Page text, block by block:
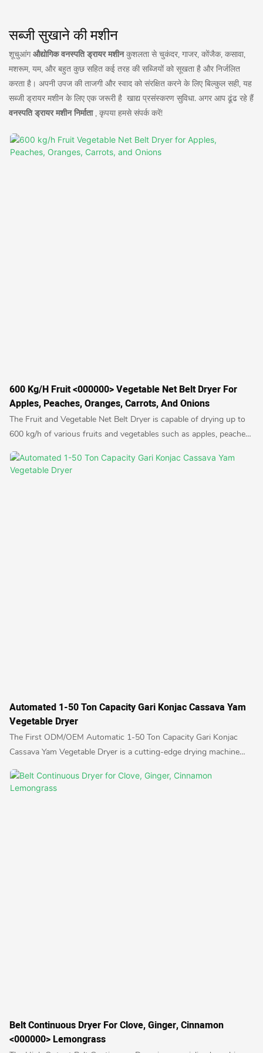
सब्जी सुखाने की मशीन
शूचुआंगऔद्योगिक वनस्पति ड्रायर मशीनकुशलता से चुकंदर, गाजर, कोंजैक, कसावा,
मशरूम, यम, और बहुत कुछ सहित कई तरह की सब्जियों को सूखता है और निर्जलित
करता है। अपनी उपज की ताजगी और स्वाद को संरक्षित करने के लिए बिल्कुल सही, यह
सब्जी ड्रायर मशीन के लिए एक जरूरी है खाद्य प्रसंस्करण सुविधा. अगर आप ढूंढ रहे हैं
वनस्पति ड्रायर मशीन निर्माता , कृपया हमसे संपर्क करें!
600 Kg/h Fruit <000000> Vegetable Net Belt Dryer For
Apples, Peaches, Oranges, Carrots, And Onions
The Fruit and Vegetable Net Belt Dryer is capable of drying up to
600 kg/h of various fruits and vegetables such as apples, peaches,
oranges, carrots, and onions. This efficient dryer uses a conveyor
belt system to evenly and thoroughly dry produce, preserving their
natural flavors and nutrients
Automated 1-50 Ton Capacity Gari Konjac Cassava Yam
Vegetable Dryer
The First ODM/OEM Automatic 1-50 Ton Capacity Gari Konjac
Cassava Yam Vegetable Dryer is a cutting-edge drying machine
designed for large-scale food processing. With the ability to dry a
variety of vegetables and starchy foods, this dryer offers efficiency
and versatility for commercial operations
Belt Continuous Dryer For Clove, Ginger, Cinnamon
<000000> Lemongrass